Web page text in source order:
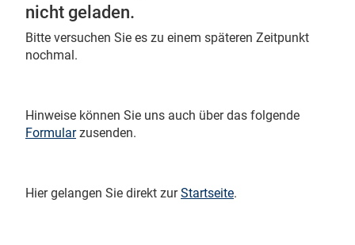
nicht geladen.
Bitte versuchen Sie es zu einem späteren Zeitpunkt
nochmal.
Hinweise können Sie uns auch über das folgende
Formularzusenden.
Hier gelangen Sie direkt zurStartseite.